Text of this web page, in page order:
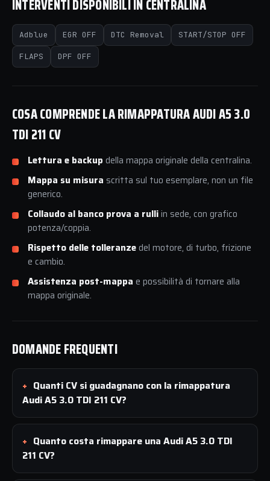
INTERVENTI DISPONIBILI IN CENTRALINA
Adblue EGR OFF DTC Removal START/STOP OFF
FLAPS DPF OFF
COSA COMPRENDE LA RIMAPPATURA AUDI A5 3.0
TDI 211 CV
Lettura e backup della mappa originale della centralina.
Mappa su misura scritta sul tuo esemplare, non un file
generico.
Collaudo al banco prova a rulliin sede, con grafico
potenza/coppia.
Rispetto delle tolleranzedel motore, di turbo, frizione
e cambio.
Assistenza post-mappa e possibilità di tornare alla
mappa originale.
DOMANDE FREQUENTI
Quanti CV si guadagnano con la rimappatura
Audi A5 3.0 TDI 211 CV?
Quanto costa rimappare una Audi A5 3.0 TDI
211 CV?